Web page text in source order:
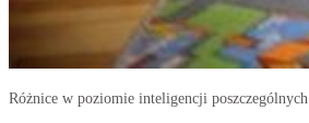
Różnice w poziomie inteligencji